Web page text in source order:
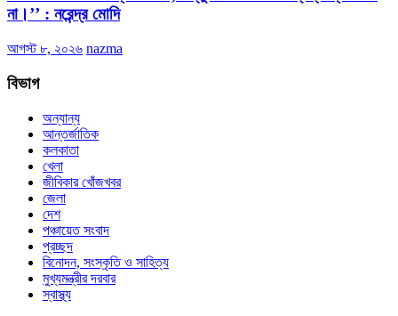
না।’’ : নরেন্দ্র মোদি
আগস্ট ৮, ২০২৬ nazma
বিভাগ
অন্যান্য
আন্তর্জাতিক
কলকাতা
খেলা
জীবিকার খোঁজখবর
জেলা
দেশ
পঞ্চায়েত সংবাদ
প্রচ্ছদ
বিনোদন, সংস্কৃতি ও সাহিত্য
মুখ্যমন্ত্রীর দরবার
স্বাস্থ্য